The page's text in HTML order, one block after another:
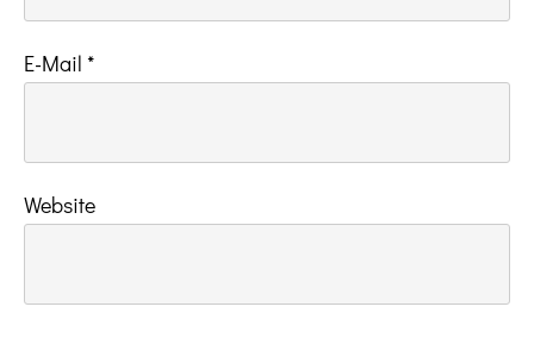
E-Mail *
Website